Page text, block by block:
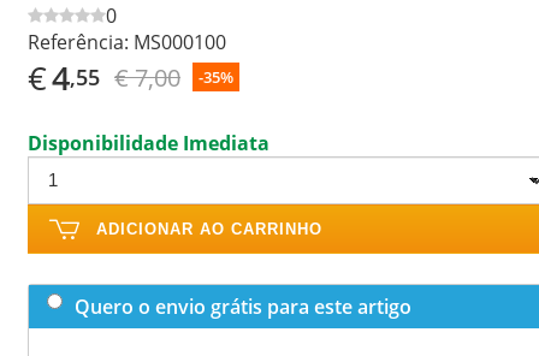
0
Referência: MS000100
€4,55 € 7,00 -35%
Disponibilidade Imediata
ADICIONAR AO CARRINHO
Quero o envio grátis para este artigo